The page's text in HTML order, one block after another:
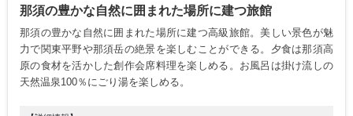
那須の豊かな自然に囲まれた場所に建つ旅館
那須の豊かな自然に囲まれた場所に建つ高級旅館。美しい景色が魅
力で関東平野や那須岳の絶景を楽しむことができる。夕食は那須高
原の食材を活かした創作会席料理を楽しめる。お風呂は掛け流しの
天然温泉100％にごり湯を楽しめる。